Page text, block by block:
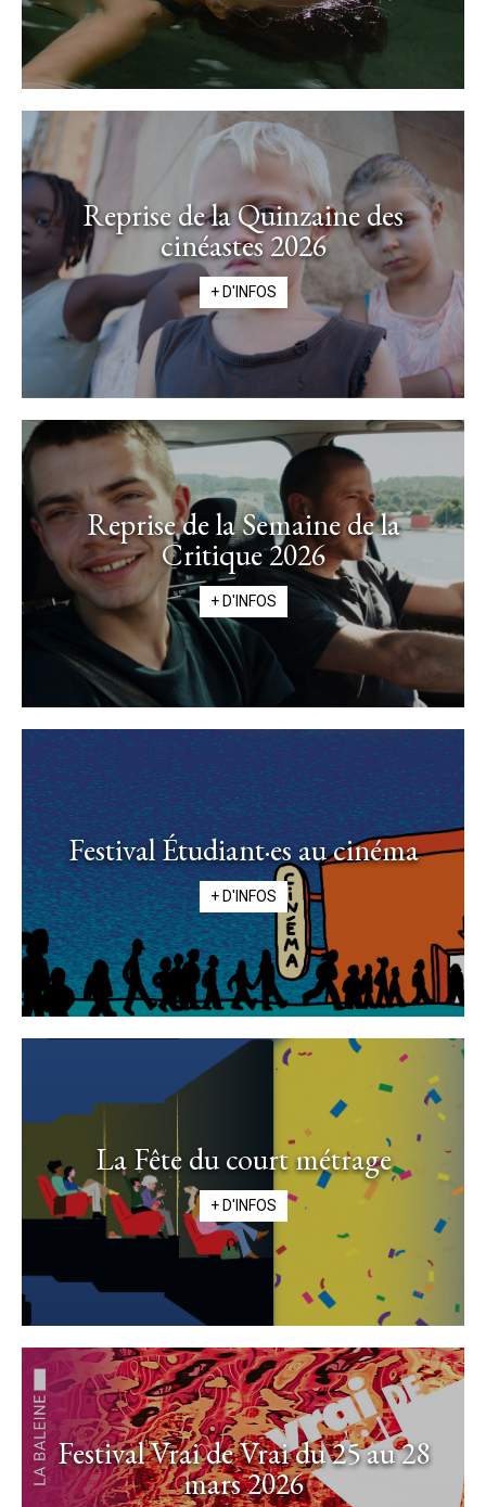
Reprise de la Quinzaine des
cinéastes 2026
+ D'INFOS
Reprise de la Semaine de la
Critique 2026
+ D'INFOS
Festival Étudiant·es au cinéma
+ D'INFOS
La Fête du court métrage
+ D'INFOS
Festival Vrai de Vrai du 25 au 28
mars 2026